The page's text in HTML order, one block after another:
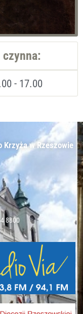
czynna:
- 17.00
Krzyża w Rzeszowie​
8800